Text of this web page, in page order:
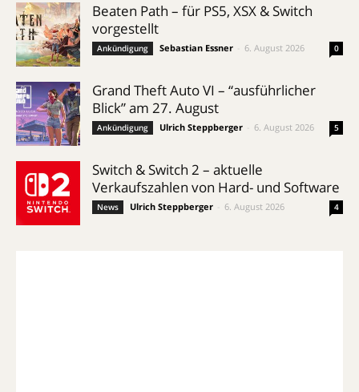
Beaten Path – für PS5, XSX & Switch
vorgestellt
Ankündigung Sebastian Essner 6. August 2026 0
Grand Theft Auto VI – “ausführlicher
Blick” am 27. August
Ankündigung Ulrich Steppberger 6. August 2026 5
Switch & Switch 2 – aktuelle
Verkaufszahlen von Hard- und Software
News Ulrich Steppberger 6. August 2026 4